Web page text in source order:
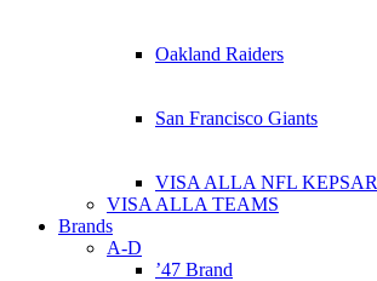
Oakland Raiders
San Francisco Giants
VISA ALLA NFL KEPSAR
VISA ALLA TEAMS
Brands
A-D
’47 Brand